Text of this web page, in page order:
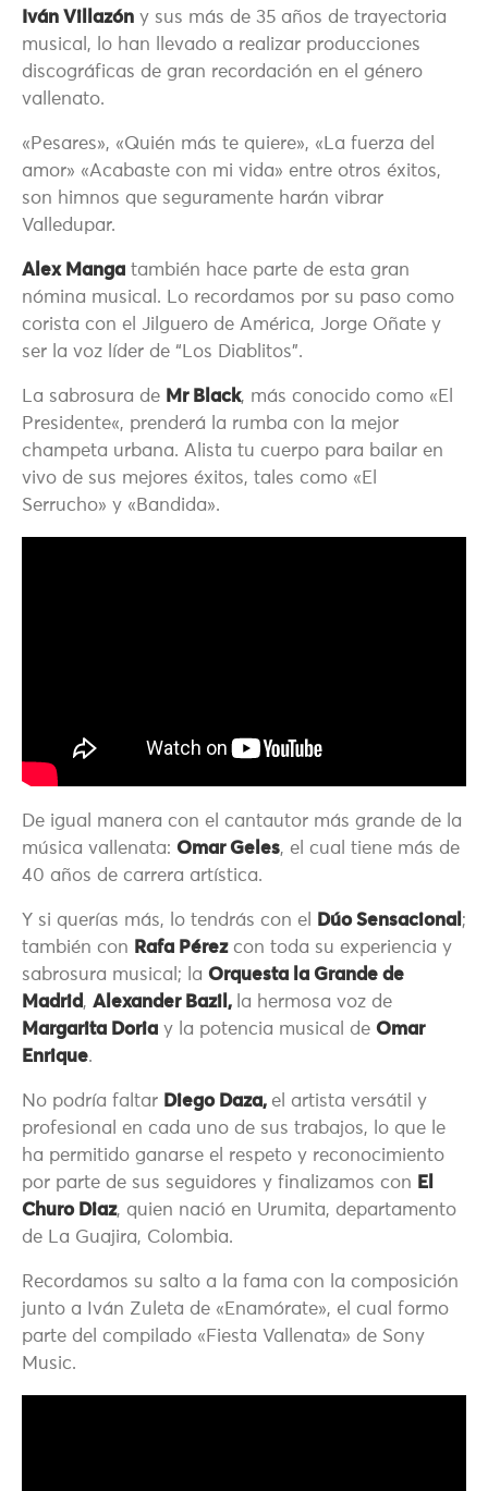
Iván Villazón y sus más de 35 años de trayectoria
musical, lo han llevado a realizar producciones
discográficas de gran recordación en el género
vallenato.
«Pesares», «Quién más te quiere», «La fuerza del
amor» «Acabaste con mi vida» entre otros éxitos,
son himnos que seguramente harán vibrar
Valledupar.
Alex Manga también hace parte de esta gran
nómina musical. Lo recordamos por su paso como
corista con el Jilguero de América, Jorge Oñate y
ser la voz líder de “Los Diablitos”.
La sabrosura de Mr Black, más conocido como «El
Presidente«, prenderá la rumba con la mejor
champeta urbana. Alista tu cuerpo para bailar en
vivo de sus mejores éxitos, tales como «El
Serrucho» y «Bandida».
De igual manera con el cantautor más grande de la
música vallenata: Omar Geles, el cual tiene más de
40 años de carrera artística.
Y si querías más, lo tendrás con el Dúo Sensacional ;
también con Rafa Pérezcon toda su experiencia y
sabrosura musical; la Orquesta la Grande de
Madrid, Alexander Bazil, la hermosa voz de
Margarita Doria y la potencia musical de Omar
Enrique.
No podría faltar Diego Daza, el artista versátil y
profesional en cada uno de sus trabajos, lo que le
ha permitido ganarse el respeto y reconocimiento
por parte de sus seguidores y finalizamos con El
Churo Diaz, quien nació en Urumita, departamento
de La Guajira, Colombia.
Recordamos su salto a la fama con la composición
junto a Iván Zuleta de «Enamórate», el cual formo
parte del compilado «Fiesta Vallenata» de Sony
Music.